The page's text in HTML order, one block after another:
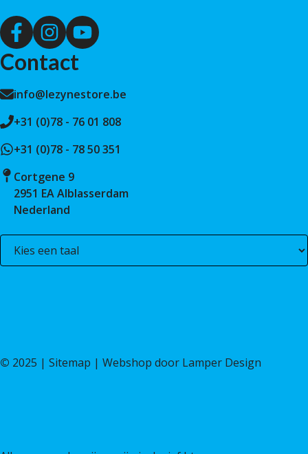
Contact
info@lezynestore.be
+31 (0)78 - 76 01 808
+31 (0)78 - 78 50 351
Cortgene 9
2951 EA Alblasserdam
Nederland
© 2025 | Sitemap | Webshop door Lamper Design